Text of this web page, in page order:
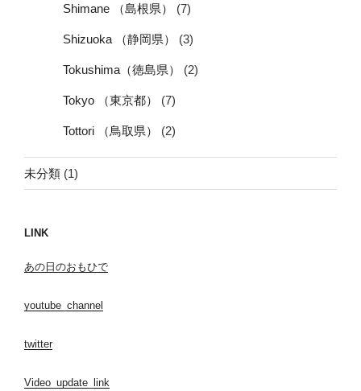
Shimane （島根県） (7)
Shizuoka （静岡県） (3)
Tokushima（徳島県） (2)
Tokyo （東京都） (7)
Tottori （鳥取県） (2)
未分類 (1)
LINK
あの日のおもひで
youtube_channel
twitter
Video_update_link